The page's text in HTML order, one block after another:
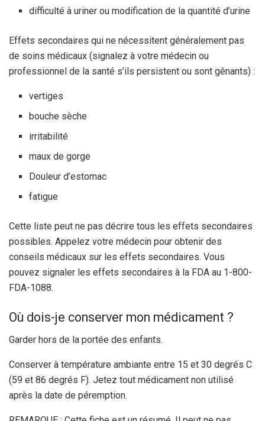
difficulté à uriner ou modification de la quantité d’urine
Effets secondaires qui ne nécessitent généralement pas
de soins médicaux (signalez à votre médecin ou
professionnel de la santé s’ils persistent ou sont gênants) :
vertiges
bouche sèche
irritabilité
maux de gorge
Douleur d’estomac
fatigue
Cette liste peut ne pas décrire tous les effets secondaires
possibles. Appelez votre médecin pour obtenir des
conseils médicaux sur les effets secondaires. Vous
pouvez signaler les effets secondaires à la FDA au 1-800-
FDA-1088.
Où dois-je conserver mon médicament ?
Garder hors de la portée des enfants.
Conserver à température ambiante entre 15 et 30 degrés C
(59 et 86 degrés F). Jetez tout médicament non utilisé
après la date de péremption.